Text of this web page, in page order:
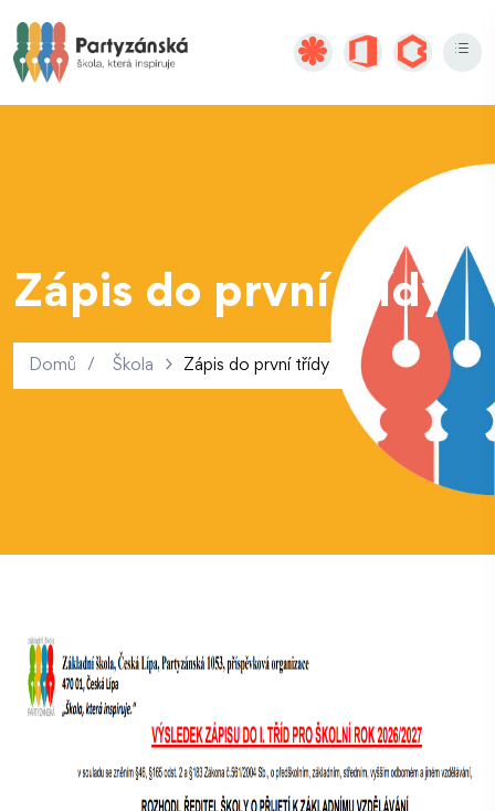
Zápis do první třídy
Domů / Škola Zápis do první třídy